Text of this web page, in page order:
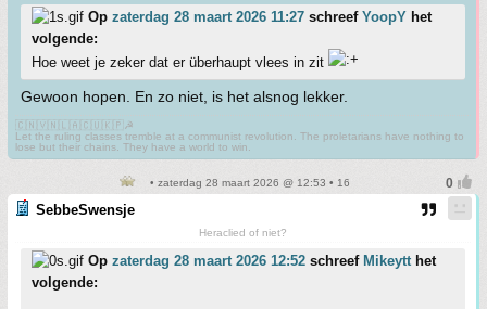
Op zaterdag 28 maart 2026 11:27 schreef YoopY het
volgende:
Hoe weet je zeker dat er überhaupt vlees in zit
Gewoon hopen. En zo niet, is het alsnog lekker.
🇨🇳🇻🇳🇱🇦🇨🇺🇰🇵☭
Let the ruling classes tremble at a communist revolution. The proletarians have nothing to
lose but their chains. They have a world to win.
• zaterdag 28 maart 2026 @ 12:53 • 16
SebbeSwensje
Heraclied of niet?
Op zaterdag 28 maart 2026 12:52 schreef Mikeytthet
volgende: